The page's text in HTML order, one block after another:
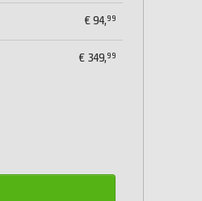
€94,99
€ 349,99